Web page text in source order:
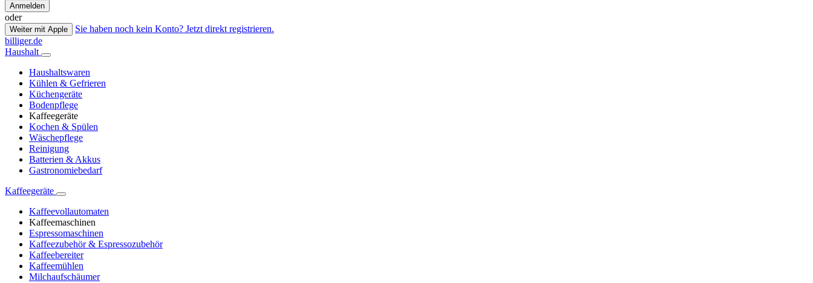
Anmelden
oder
Weiter mit Apple
Sie haben noch kein Konto? Jetzt direkt registrieren.
billiger.de
Haushalt
Haushaltswaren
Kühlen & Gefrieren
Küchengeräte
Bodenpflege
Kaffeegeräte
Kochen & Spülen
Wäschepflege
Reinigung
Batterien & Akkus
Gastronomiebedarf
Kaffeegeräte
Kaffeevollautomaten
Kaffeemaschinen
Espressomaschinen
Kaffeezubehör & Espressozubehör
Kaffeebereiter
Kaffeemühlen
Milchaufschäumer